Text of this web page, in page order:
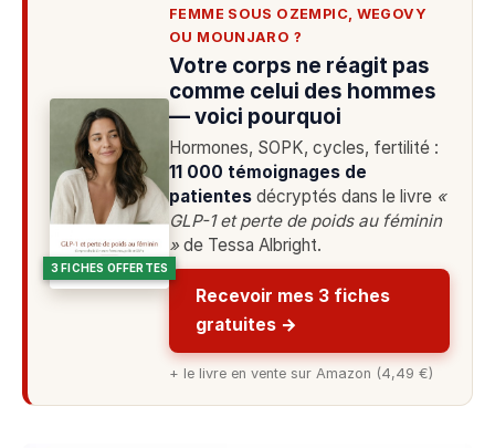
3 FICHES OFFERTES
FEMME SOUS OZEMPIC, WEGOVY
OU MOUNJARO ?
Votre corps ne réagit pas
comme celui des hommes
— voici pourquoi
Hormones, SOPK, cycles, fertilité :
11 000 témoignages de
patientes décryptés dans le livre «
GLP-1 et perte de poids au féminin
» de Tessa Albright.
Recevoir mes 3 fiches
gratuites →
+ le livre en vente sur Amazon (4,49 €)